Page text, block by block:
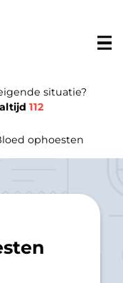
situatie?
altijd112
ophoesten